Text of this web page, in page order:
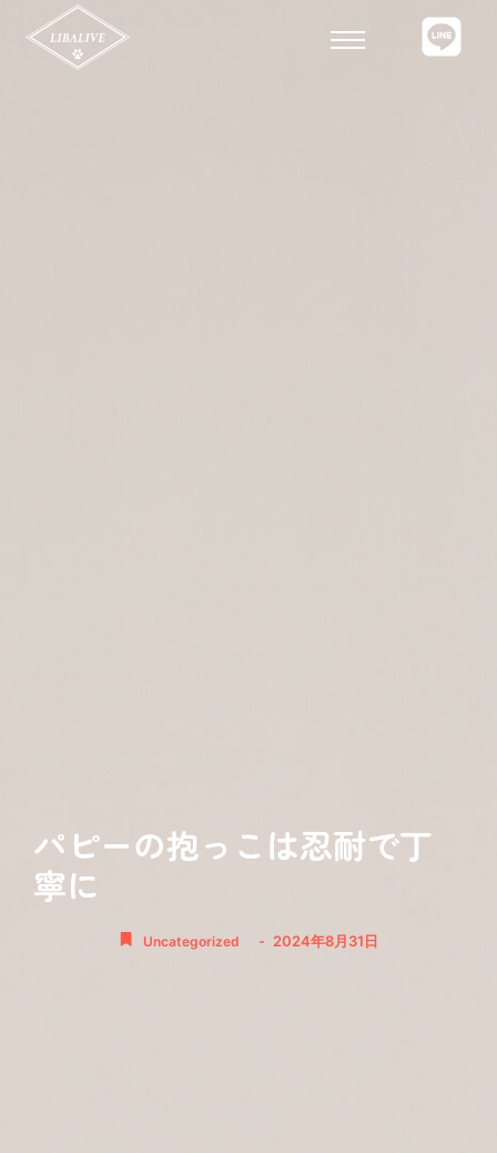
パピーの抱っこは忍耐で丁
寧に
Uncategorized - 2024年8月31日